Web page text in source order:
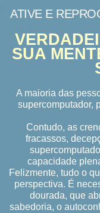
ATIVE E
SUA
A maioria das
supercomputador,
Contudo, as
fracassos,
capacidade
Felizmente, tudo o
perspectiva. É
dourada, que
sabedoria, o